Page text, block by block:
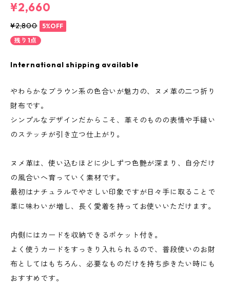
¥2,660
¥2,800
5%OFF
残り1点
International shipping available
やわらかなブラウン系の色合いが魅力の、ヌメ革の二つ折り
財布です。
シンプルなデザインだからこそ、革そのものの表情や手縫い
のステッチが引き立つ仕上がり。
ヌメ革は、使い込むほどに少しずつ色艶が深まり、自分だけ
の風合いへ育っていく素材です。
最初はナチュラルでやさしい印象ですが日々手に取ることで
革に味わいが増し、長く愛着を持ってお使いいただけます。
内側にはカードを収納できるポケット付き。
よく使うカードをすっきり入れられるので、普段使いのお財
布としてはもちろん、必要なものだけを持ち歩きたい時にも
おすすめです。